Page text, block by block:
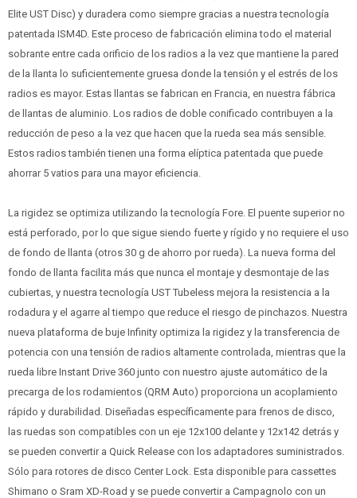
Elite UST Disc) y duradera como siempre gracias a nuestra tecnología
patentada ISM4D. Este proceso de fabricación elimina todo el material
sobrante entre cada orificio de los radios a la vez que mantiene la pared
de la llanta lo suficientemente gruesa donde la tensión y el estrés de los
radios es mayor. Estas llantas se fabrican en Francia, en nuestra fábrica
de llantas de aluminio. Los radios de doble conificado contribuyen a la
reducción de peso a la vez que hacen que la rueda sea más sensible.
Estos radios también tienen una forma elíptica patentada que puede
ahorrar 5 vatios para una mayor eficiencia.
La rigidez se optimiza utilizando la tecnología Fore. El puente superior no
está perforado, por lo que sigue siendo fuerte y rígido y no requiere el uso
de fondo de llanta (otros 30 g de ahorro por rueda). La nueva forma del
fondo de llanta facilita más que nunca el montaje y desmontaje de las
cubiertas, y nuestra tecnología UST Tubeless mejora la resistencia a la
rodadura y el agarre al tiempo que reduce el riesgo de pinchazos. Nuestra
nueva plataforma de buje Infinity optimiza la rigidez y la transferencia de
potencia con una tensión de radios altamente controlada, mientras que la
rueda libre Instant Drive 360 junto con nuestro ajuste automático de la
precarga de los rodamientos (QRM Auto) proporciona un acoplamiento
rápido y durabilidad. Diseñadas específicamente para frenos de disco,
las ruedas son compatibles con un eje 12x100 delante y 12x142 detrás y
se pueden convertir a Quick Release con los adaptadores suministrados.
Sólo para rotores de disco Center Lock. Esta disponible para cassettes
Shimano o Sram XD-Road y se puede convertir a Campagnolo con un